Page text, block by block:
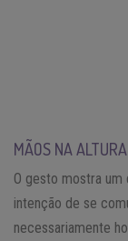
MÃOS NA
O gesto mostra
intenção de se
necessariamente